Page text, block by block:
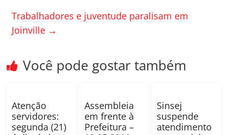
o
o
til
Trabalhadores e juventude paralisam em
Joinville →
Você pode gostar também
Atenção
servidores:
segunda (21)
Assembleia
em frente à
Prefeitura –
Sinsej
suspende
atendimento